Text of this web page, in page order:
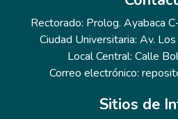
Rectorado: Prolog. Ayabaca
Ciudad Universitaria: Av.
Local Central: Calle
Correo electrónico:
Sitios de